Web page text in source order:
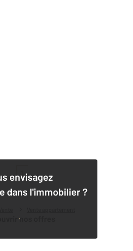
envisagez
dans l'immobilier ?
nos offres